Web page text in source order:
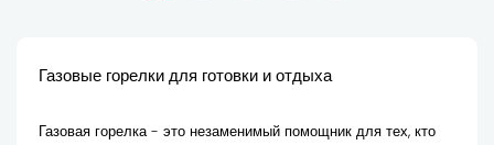
Газовые горелки для готовки и отдыха
Газовая горелка - это незаменимый помощник для тех, кто